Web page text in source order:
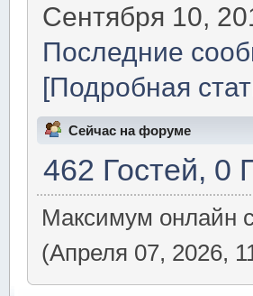
Сентября 10,
Последние
[Подробная
Сейчас на форуме
462 Гостей, 0
Максимум онлайн
(Апреля 07, 2026,